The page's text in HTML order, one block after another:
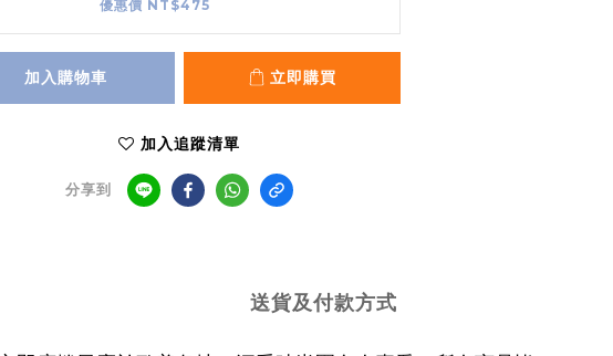
優惠價 NT$475
加入購物車 立即購買
加入追蹤清單
分享到
送貨及付款方式